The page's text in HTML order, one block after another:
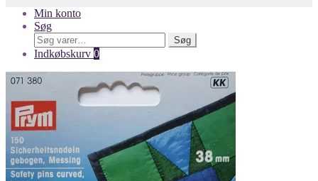
Min konto
Søg
Søg
efter:
Søg
Indkøbskurv 0